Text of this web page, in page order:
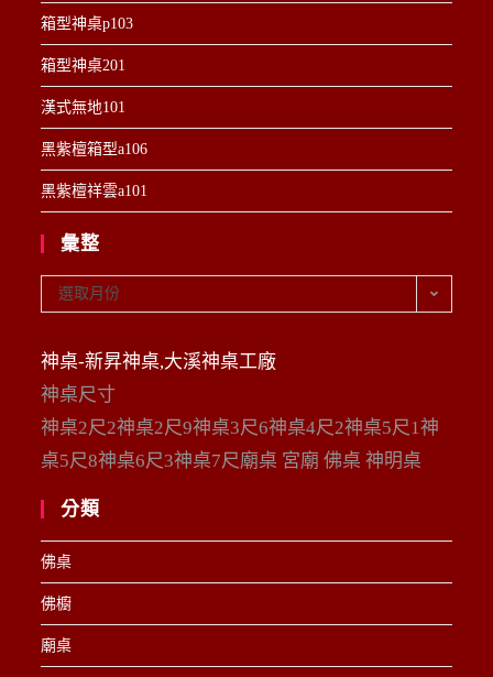
箱型神桌p103
箱型神桌201
漢式無地101
黑紫檀箱型a106
黑紫檀祥雲a101
彙整
整
選取月份
神桌-新昇神桌,大溪神桌工廠
神桌尺寸
神桌2尺2神桌2尺9神桌3尺6神桌4尺2神桌5尺1神
桌5尺8神桌6尺3神桌7尺廟桌 宮廟 佛桌 神明桌
分類
佛桌
佛櫥
廟桌